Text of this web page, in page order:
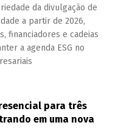
da divulgação de
a partir de 2026,
financiadores e cadeias
a agenda ESG no
para três
em uma nova